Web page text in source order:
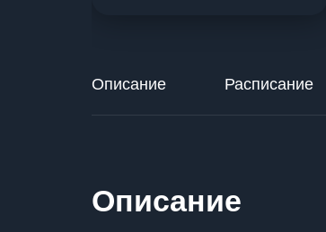
Описание Расписание
Описание